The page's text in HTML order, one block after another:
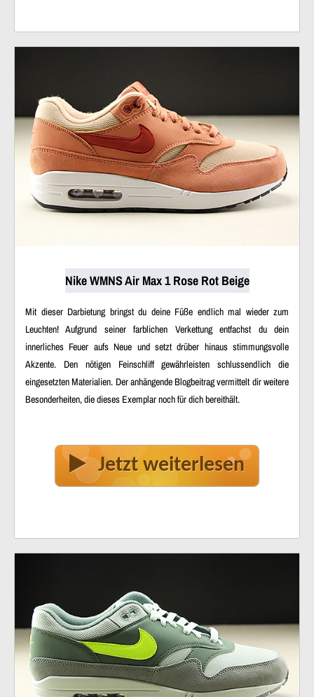
Nike WMNS Air Max 1 Rose Rot Beige
Mit dieser Darbietung bringst du deine Füße endlich mal wieder zum
Leuchten! Aufgrund seiner farblichen Verkettung entfachst du dein
innerliches Feuer aufs Neue und setzt drüber hinaus stimmungsvolle
Akzente. Den nötigen Feinschliff gewährleisten schlussendlich die
eingesetzten Materialien. Der anhängende Blogbeitrag vermittelt dir weitere
Besonderheiten, die dieses Exemplar noch für dich bereithält.
Jetzt weiterlesen